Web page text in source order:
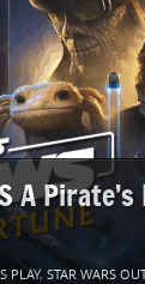
A
PLAY, STAR WARS